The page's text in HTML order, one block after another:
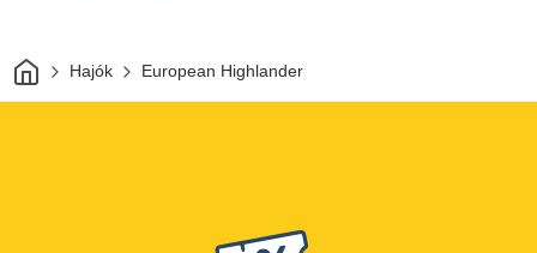
OtthonHajók European Highlander